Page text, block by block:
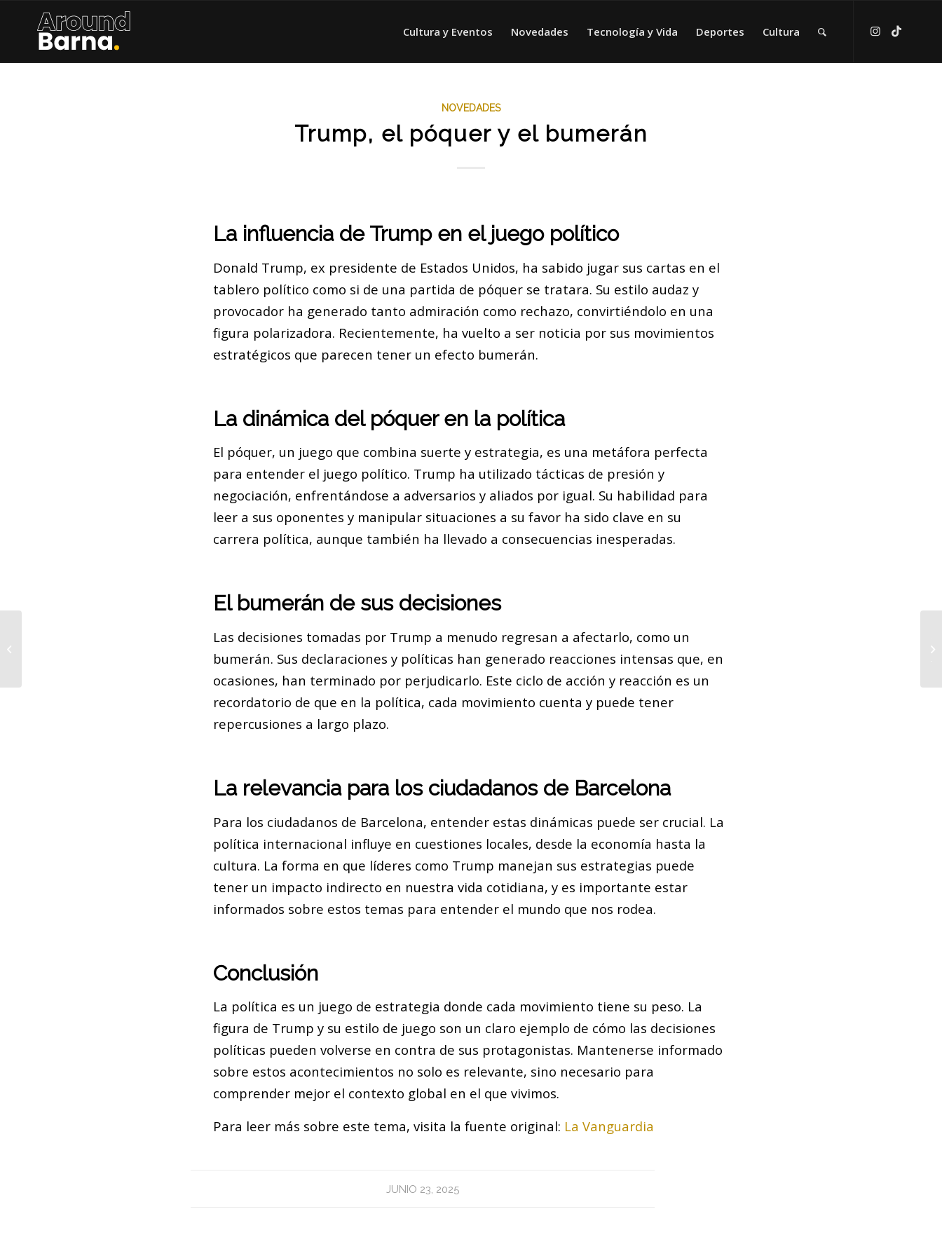
Cultura y Eventos Novedades Tecnología y Vida Deportes Cultura
NOVEDADES
Trump, el póquer y el bumerán
La influencia de Trump en el juego político
Donald Trump, ex presidente de Estados Unidos, ha sabido jugar sus cartas en el
tablero político como si de una partida de póquer se tratara. Su estilo audaz y
provocador ha generado tanto admiración como rechazo, convirtiéndolo en una
figura polarizadora. Recientemente, ha vuelto a ser noticia por sus movimientos
estratégicos que parecen tener un efecto bumerán.
La dinámica del póquer en la política
El póquer, un juego que combina suerte y estrategia, es una metáfora perfecta
para entender el juego político. Trump ha utilizado tácticas de presión y
negociación, enfrentándose a adversarios y aliados por igual. Su habilidad para
leer a sus oponentes y manipular situaciones a su favor ha sido clave en su
carrera política, aunque también ha llevado a consecuencias inesperadas.
El bumerán de sus decisiones
Las decisiones tomadas por Trump a menudo regresan a afectarlo, como un
bumerán. Sus declaraciones y políticas han generado reacciones intensas que, en
ocasiones, han terminado por perjudicarlo. Este ciclo de acción y reacción es un
recordatorio de que en la política, cada movimiento cuenta y puede tener
repercusiones a largo plazo.
La relevancia para los ciudadanos de Barcelona
Para los ciudadanos de Barcelona, entender estas dinámicas puede ser crucial. La
política internacional influye en cuestiones locales, desde la economía hasta la
cultura. La forma en que líderes como Trump manejan sus estrategias puede
tener un impacto indirecto en nuestra vida cotidiana, y es importante estar
informados sobre estos temas para entender el mundo que nos rodea.
Conclusión
La política es un juego de estrategia donde cada movimiento tiene su peso. La
figura de Trump y su estilo de juego son un claro ejemplo de cómo las decisiones
políticas pueden volverse en contra de sus protagonistas. Mantenerse informado
sobre estos acontecimientos no solo es relevante, sino necesario para
comprender mejor el contexto global en el que vivimos.
Para leer más sobre este tema, visita la fuente original: La Vanguardia
JUNIO 23, 2025